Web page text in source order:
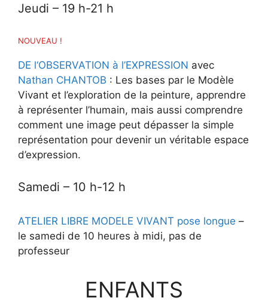
Jeudi – 19 h-21 h
NOUVEAU !
DE l‘OBSERVATION à l’EXPRESSION avec
Nathan CHANTOB : Les bases par le Modèle
Vivant et l’exploration de la peinture, apprendre
à représenter l’humain, mais aussi comprendre
comment une image peut dépasser la simple
représentation pour devenir un véritable espace
d’expression.
Samedi – 10 h-12 h
ATELIER LIBRE MODELE VIVANT pose longue –
le samedi de 10 heures à midi, pas de
professeur
ENFANTS